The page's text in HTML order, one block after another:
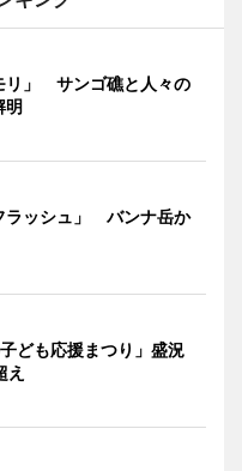
リ」 サンゴ礁と人々の
明
ラッシュ」 バンナ岳か
ども応援まつり」盛況
え